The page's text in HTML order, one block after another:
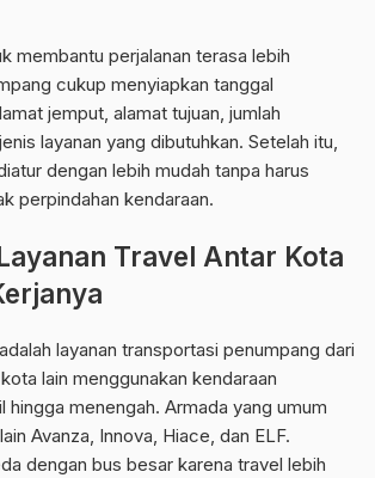
membantu perjalanan terasa lebih
cukup menyiapkan tanggal
jemput, alamat tujuan, jumlah
layanan yang dibutuhkan. Setelah itu,
dengan lebih mudah tanpa harus
perpindahan kendaraan.
Travel Antar Kota
layanan transportasi penumpang dari
lain menggunakan kendaraan
hingga menengah. Armada yang umum
Avanza, Innova, Hiace, dan ELF.
dengan bus besar karena travel lebih